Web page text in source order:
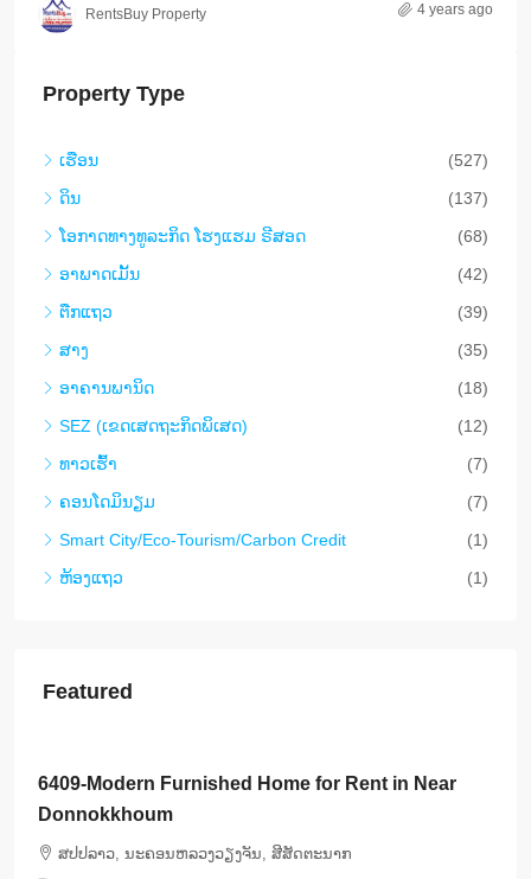
RentsBuy Property 4 years ago
Property Type
ເຮືອນ
(527)
ດິນ
(137)
​ໂອ​ກາດ​ທາງ​ທ​ູ​ລະ​ກິດ ໂຮງ​ແຮມ ຣີ​ສອດ
(68)
ອາ​ພາ​ດ​ເມັ້ນ
(42)
ຕືກ​ແຖວ
(39)
ສາງ
(35)
ອາ​ຄານ​ພາ​ນິດ
(18)
SEZ (ເຂດເສດຖະກິດພິເສດ)
(12)
ທາວ​ເຮົ້າ
(7)
ຄອນ​ໂດ​ມິ​ນຽມ
(7)
Smart City/Eco-Tourism/Carbon Credit
(1)
ຫ້ອງແຖວ
(1)
Featured
6409-Modern Furnished Home for Rent in Near
Donnokkhoum
ສ​ປ​ປ​ລາວ, ນະຄອນຫລວງວຽງຈັນ, ສີສັດຕະນາກ